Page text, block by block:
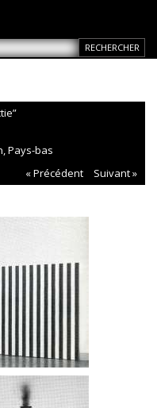
Pays-bas
« Précédent
Suivant »